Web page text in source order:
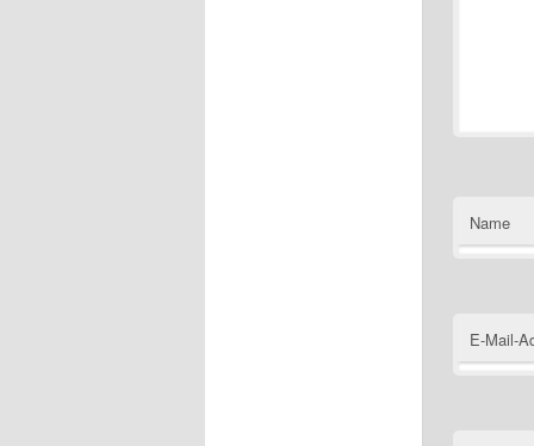
Name
E-Mail-